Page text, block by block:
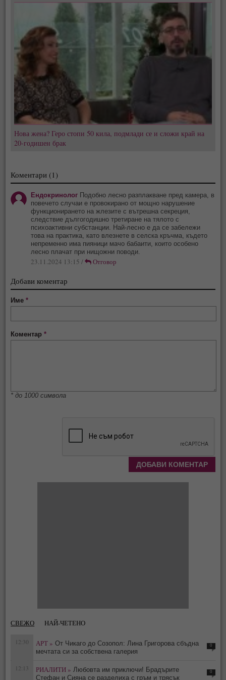
Нова жена? Геро стопи 50 кила, подмлади се и сложи край на
20-годишен брак
Коментари (1)
Ендокринолог Подобно лесно разплакване пред камера, в
повечето случаи е провокирано от мощно нарушение
функционирането на жлезите с вътрешна секреция,
следствие дългогодишно третиране на тялото с
психоактивни субстанции. Най-лесно е да се забележи
това на практика, като влезнете в селска кръчма, където
непременно има пияници мачо бабаити, които особено
лесно плачат при нищожни поводи.
23.11.2024 13:15 / Отговор
Добави коментар
Име*
Коментар*
* до 1000 символа
СВЕЖО НАЙ-ЧЕТЕНО
12:30 АРТ » От Чикаго до Созопол: Лина Григорова сбъдна
мечтата си за собствена галерия
0
12:13 РИАЛИТИ » Любовта им приключи! Брадърите
Стефан и Сияна се разделиха с гръм и трясък
0